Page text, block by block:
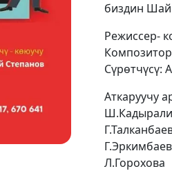
биздин
Режиссер-
Сүрөтчүсү:
Аткаруучу
Л.Горохова